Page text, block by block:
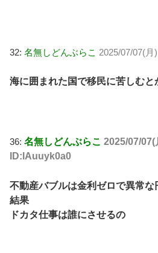
32: 名無しどんぶらこ 2025/07/07(月
海に囲まれた国で移民に苦しむと
36: 名無しどんぶらこ 2025/07/
ID:lAuuyk0a0
不動産バブルは金利ゼロで異常
結果
ドカタ仕事は誰にさせるの